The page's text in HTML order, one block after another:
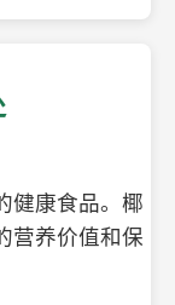
健康食品。椰
营养价值和保